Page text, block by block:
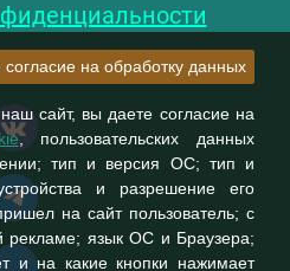
на обработку данных
сайт, вы даете согласие на
, пользовательских данных
тип и версия ОС; тип и
и разрешение его
на сайт пользователь; с
рекламе; язык ОС и Браузера;
и на какие кнопки нажимает